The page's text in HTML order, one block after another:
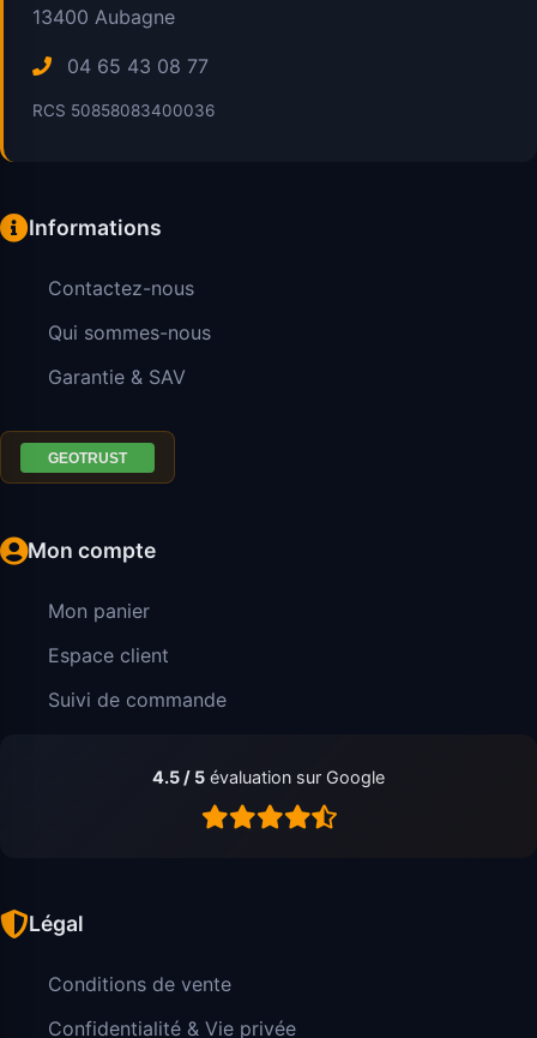
13400 Aubagne
04 65 43 08 77
RCS 50858083400036
Informations
Contactez-nous
Qui sommes-nous
Garantie & SAV
Mon compte
Mon panier
Espace client
Suivi de commande
4.5 / 5 évaluation sur Google
Légal
Conditions de vente
Confidentialité & Vie privée